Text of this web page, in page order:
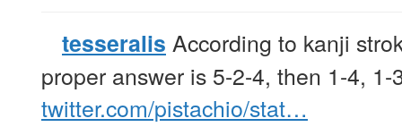
tesseralis According to kanji
proper answer is 5-2-4, then 1-4,
twitter.com/pistachio/stat…